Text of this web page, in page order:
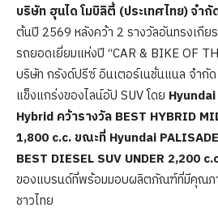
บริษัท ฮุนได โมบิลิตี้ (ประเทศไทย) จำกั
ต้นปี 2569 หลังคว้า 2 รางวัลอันทรงเกีย
รถยอดเยี่ยมแห่งปี “CAR & BIKE OF
บริษัท กรังด์ปรีซ์ อินเตอร์เนชั่นแนล จำกั
แข็งแกร่งของไลน์อัป SUV โดย
Hybrid คว้ารางวัล BEST HYBRID
1,800 c.c. ขณะที่ Hyundai
BEST DIESEL SUV UNDER 2,200
ของแบรนด์ที่พร้อมมอบผลิตภัณฑ์ที่มีคุณภ
ชาวไทย